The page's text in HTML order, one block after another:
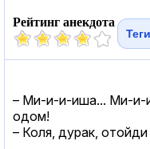
Рейтинг анекдота
– Ми-и-и-иша... Ми-и-
одом!
– Коля, дурак, отойди